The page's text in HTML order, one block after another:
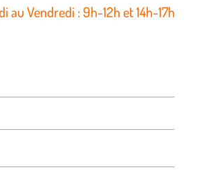
au Vendredi : 9h-12h et 14h-17h